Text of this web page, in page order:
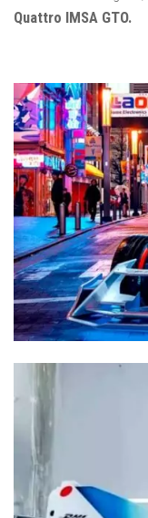
Quattro IMSA GTO.